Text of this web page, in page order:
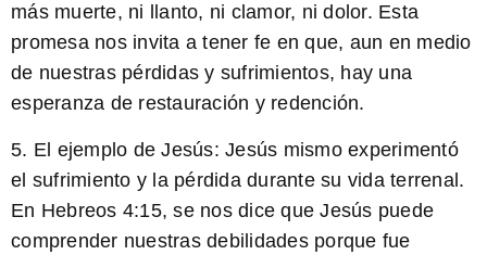
más muerte, ni llanto, ni clamor, ni dolor. Esta
promesa nos invita a tener fe en que, aun en medio
de nuestras pérdidas y sufrimientos, hay una
esperanza de restauración y redención.
5. El ejemplo de Jesús: Jesús mismo experimentó
el sufrimiento y la pérdida durante su vida terrenal.
En Hebreos 4:15, se nos dice que Jesús puede
comprender nuestras debilidades porque fue